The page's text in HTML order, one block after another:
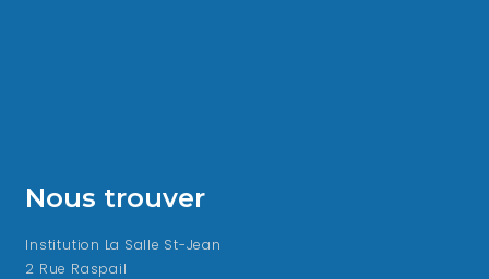
Nous trouver
Institution La Salle St-Jean
2 Rue Raspail